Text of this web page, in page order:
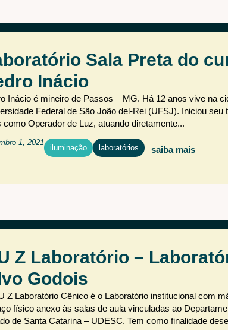
Sala Preta do
Inácio
Inácio é mineiro de Passos – MG. Há 12 anos vive na
Federal de São João del-Rei (UFSJ). Iniciou
como Operador de Luz, atuando diretamente...
1, 2021
iluminação laboratórios saiba mais
Z Laboratório –
Godois
Z Laboratório Cênico é o Laboratório institucional com
físico anexo às salas de aula vinculadas ao
de Santa Catarina – UDESC. Tem como finalidade